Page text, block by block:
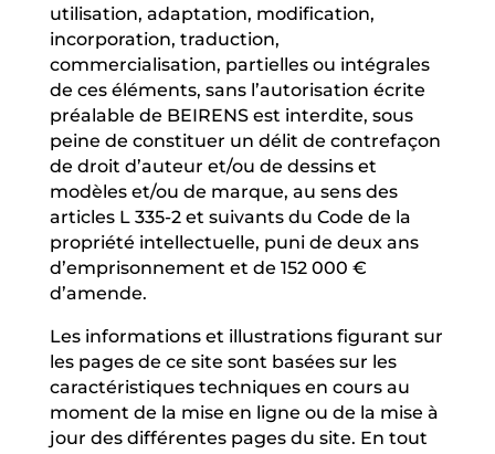
utilisation, adaptation, modification,
incorporation, traduction,
commercialisation, partielles ou intégrales
de ces éléments, sans l’autorisation écrite
préalable de BEIRENS est interdite, sous
peine de constituer un délit de contrefaçon
de droit d’auteur et/ou de dessins et
modèles et/ou de marque, au sens des
articles L 335-2 et suivants du Code de la
propriété intellectuelle, puni de deux ans
d’emprisonnement et de 152 000 €
d’amende.
Les informations et illustrations figurant sur
les pages de ce site sont basées sur les
caractéristiques techniques en cours au
moment de la mise en ligne ou de la mise à
jour des différentes pages du site. En tout